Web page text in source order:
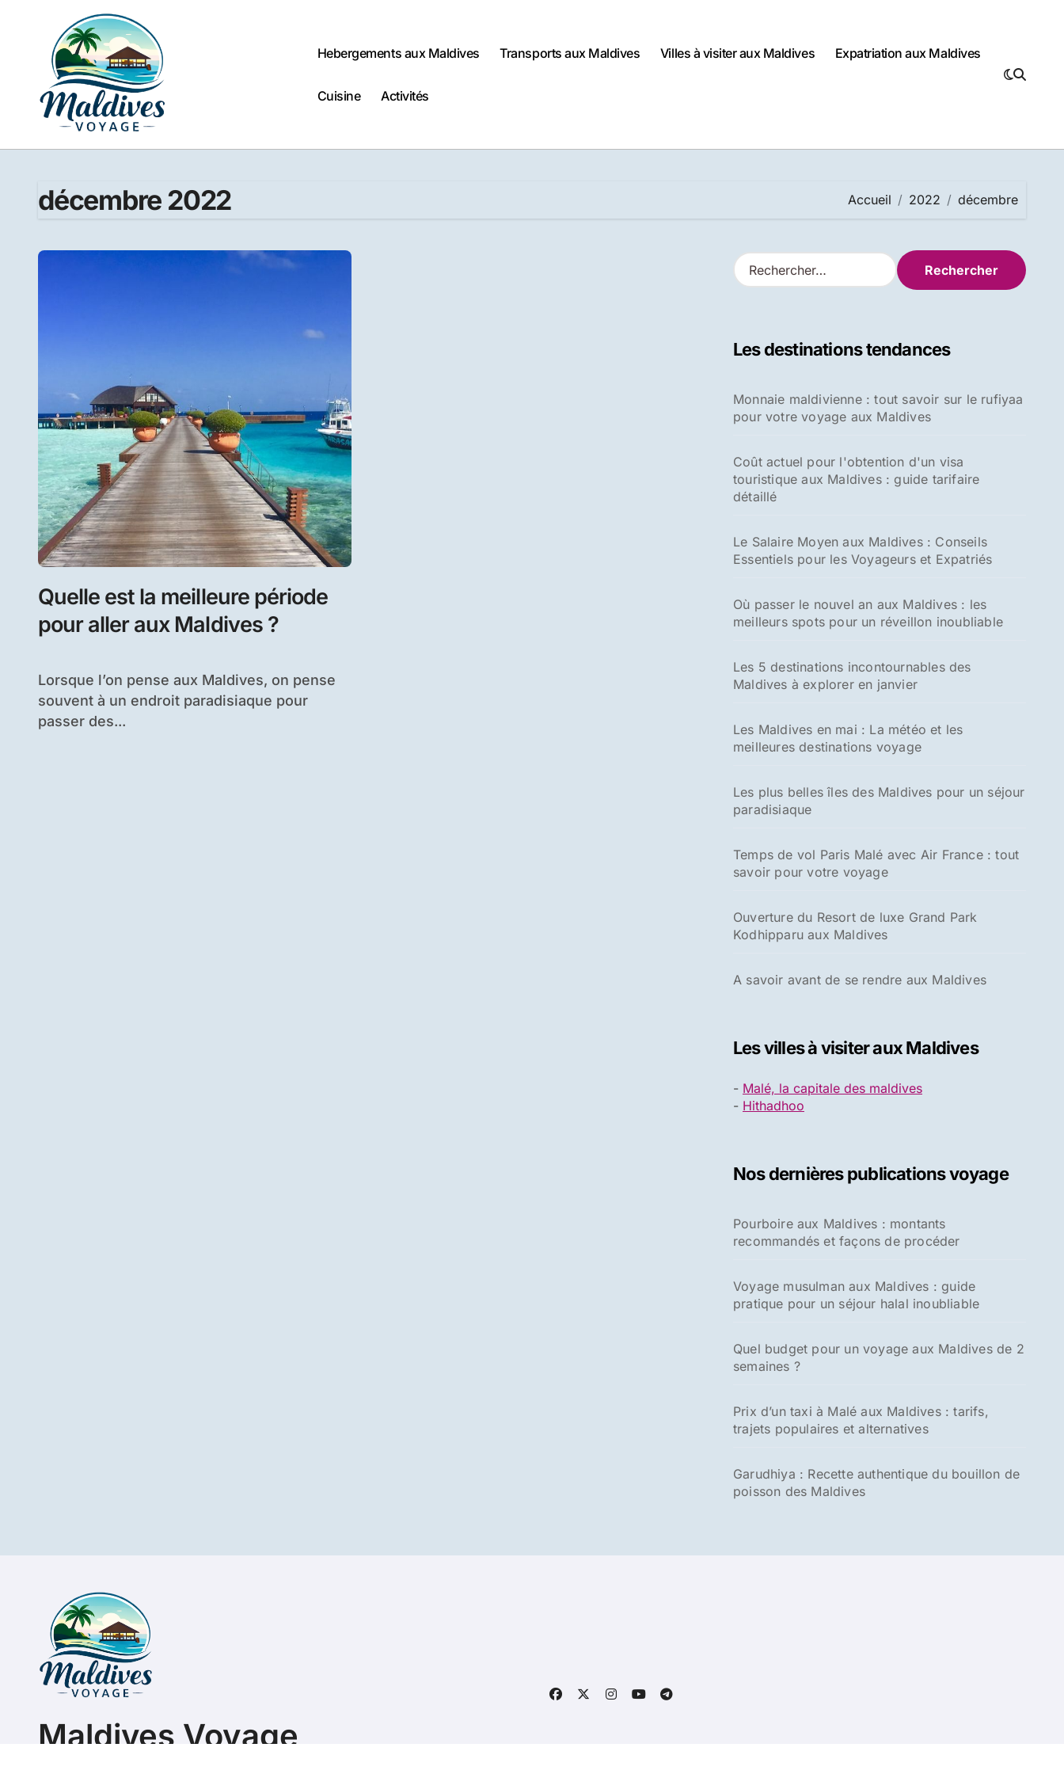
Hebergements aux Maldives Transports aux Maldives Villes à visiter aux Maldives Expatriation aux Maldives
Cuisine Activités
décembre 2022 Accueil 2022 décembre
Quelle est la meilleure période
pour aller aux Maldives ?
Lorsque l’on pense aux Maldives, on pense
souvent à un endroit paradisiaque pour
passer des...
R
e
r
e
r
Les destinations tendances
Monnaie maldivienne : tout savoir sur le rufiyaa
pour votre voyage aux Maldives
Coût actuel pour l'obtention d'un visa
touristique aux Maldives : guide tarifaire
détaillé
Le Salaire Moyen aux Maldives : Conseils
Essentiels pour les Voyageurs et Expatriés
Où passer le nouvel an aux Maldives : les
meilleurs spots pour un réveillon inoubliable
Les 5 destinations incontournables des
Maldives à explorer en janvier
Les Maldives en mai : La météo et les
meilleures destinations voyage
Les plus belles îles des Maldives pour un séjour
paradisiaque
Temps de vol Paris Malé avec Air France : tout
savoir pour votre voyage
Ouverture du Resort de luxe Grand Park
Kodhipparu aux Maldives
A savoir avant de se rendre aux Maldives
Les villes à visiter aux Maldives
- Malé, la capitale des maldives
- Hithadhoo
Nos dernières publications voyage
Pourboire aux Maldives : montants
recommandés et façons de procéder
Voyage musulman aux Maldives : guide
pratique pour un séjour halal inoubliable
Quel budget pour un voyage aux Maldives de 2
semaines ?
Prix d’un taxi à Malé aux Maldives : tarifs,
trajets populaires et alternatives
Garudhiya : Recette authentique du bouillon de
poisson des Maldives
Maldives Voyage